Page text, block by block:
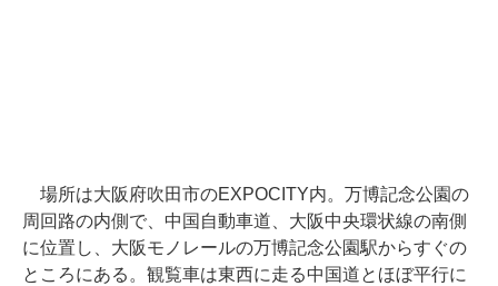
場所は大阪府吹田市のEXPOCITY内。万博記念公園の
周回路の内側で、中国自動車道、大阪中央環状線の南側
に位置し、大阪モノレールの万博記念公園駅からすぐの
ところにある。観覧車は東西に走る中国道とほぼ平行に